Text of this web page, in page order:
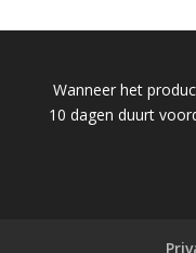
Wanneer het
10 dagen duurt